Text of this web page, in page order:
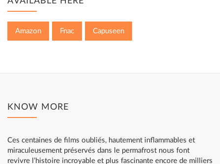
Amazon Fnac Capuseen
KNOW MORE
Ces centaines de films oubliés, hautement inflammables et
miraculeusement préservés dans le permafrost nous font
revivre l’histoire incroyable et plus fascinante encore de milliers